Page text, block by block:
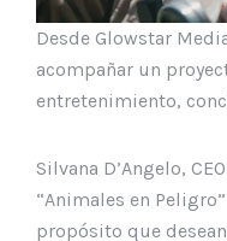
Desde Glowstar
acompañar un
entretenimiento,
Silvana D’Angelo,
“Animales en
propósito que